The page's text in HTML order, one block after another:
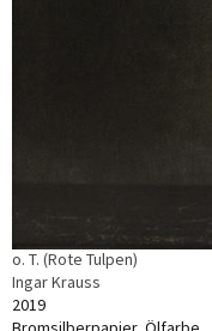
o. T. (Rote Tulpen)
Ingar Krauss
2019